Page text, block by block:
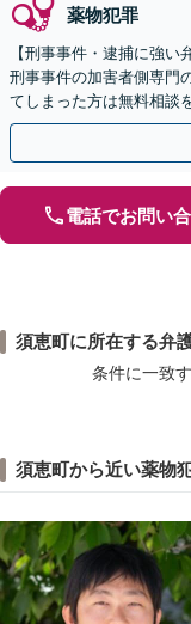
薬物犯罪
【刑事事件・逮捕に強い
刑事事件の加害者側専門
てしまった方は無料相談
対応】【弁護士待機中/
電話でお問い
須恵町に所在する弁
条件に一致
須恵町から近い薬物